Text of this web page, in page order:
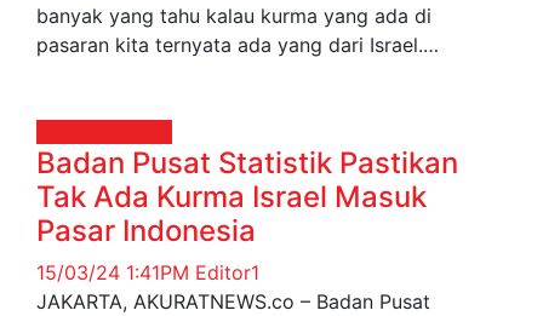
banyak yang tahu kalau kurma yang ada di
pasaran kita ternyata ada yang dari Israel.…
Badan Pusat Statistik Pastikan
Tak Ada Kurma Israel Masuk
Pasar Indonesia
15/03/24 1:41PM Editor1
JAKARTA, AKURATNEWS.co – Badan Pusat